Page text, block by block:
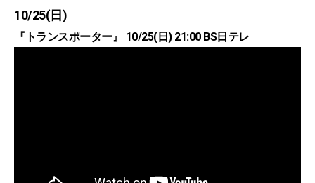
10/25(日)
『トランスポーター』 10/25(日) 21:00 BS日テレ